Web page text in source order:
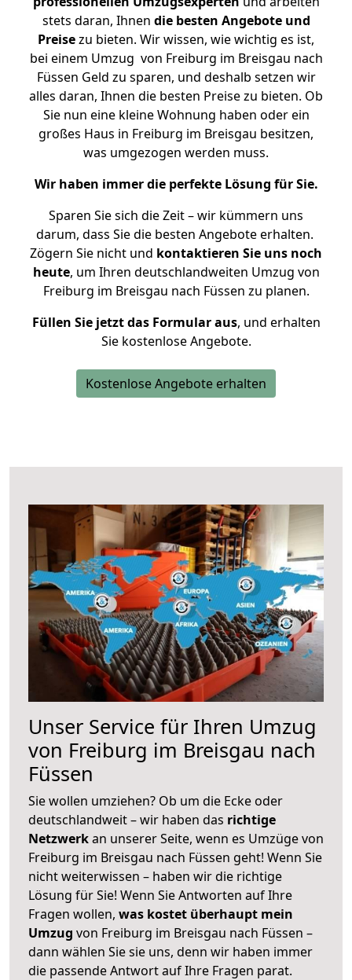
stets daran, Ihnen die besten Angebote und
Preisezu bieten. Wir wissen, wie wichtig es ist,
bei einem Umzug von Freiburg im Breisgau nach
Füssen Geld zu sparen, und deshalb setzen wir
alles daran, Ihnen die besten Preise zu bieten. Ob
Sie nun eine kleine Wohnung haben oder ein
großes Haus in Freiburg im Breisgau besitzen,
was umgezogen werden muss.
Wir haben immer die perfekte Lösung für Sie.
Sparen Sie sich die Zeit – wir kümmern uns
darum, dass Sie die besten Angebote erhalten.
Zögern Sie nicht und kontaktieren Sie uns noch
heute, um Ihren deutschlandweiten Umzug von
Freiburg im Breisgau nach Füssen zu planen.
Füllen Sie jetzt das Formular aus, und erhalten
Sie kostenlose Angebote.
Kostenlose Angebote erhalten
Unser Service für Ihren Umzug
von Freiburg im Breisgau nach
Füssen
Sie wollen umziehen? Ob um die Ecke oder
deutschlandweit – wir haben das richtige
Netzwerkan unserer Seite, wenn es Umzüge von
Freiburg im Breisgau nach Füssen geht! Wenn Sie
nicht weiterwissen – haben wir die richtige
Lösung für Sie! Wenn Sie Antworten auf Ihre
Fragen wollen, was kostet überhaupt mein
Umzug von Freiburg im Breisgau nach Füssen –
dann wählen Sie sie uns, denn wir haben immer
die passende Antwort auf Ihre Fragen parat.